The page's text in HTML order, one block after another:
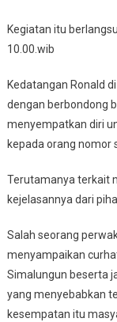
Kegiatan itu
10.00.wib
Kedatangan Ronald
dengan berbondong
menyempatkan diri
kepada orang nomor
Terutamanya terkait
kejelasannya dari
Salah seorang
menyampaikan
Simalungun beserta
yang menyebabkan
kesempatan itu